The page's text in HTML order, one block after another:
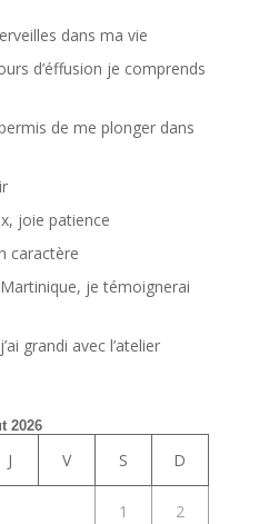
dans ma vie
d’éffusion je comprends
de me plonger dans
joie patience
caractère
je témoignerai
grandi avec l’atelier
2026
J V S D
1 2